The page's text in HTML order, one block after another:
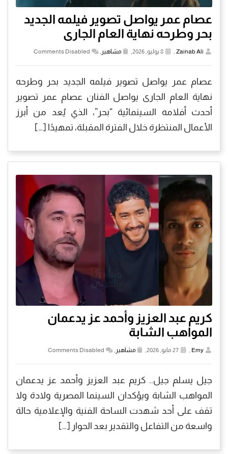
عصام عمر يواصل تصوير فيلمه الجديد
بحر وطرحه نهاية العام الجارى
Zainab Ali
, مشاهير ,
Comments Disabled
عصام عمر يواصل تصوير فيلمه الجديد بحر وطرحه
نهاية العام الجارى يواصل الفنان عصام عمر تصوير
أحدث أفلامه السينمائية “بحر”، الذي يُعد من أبرز
الأعمال المنتظرة خلال الفترة المقبلة، تمهيدًا […]
كريم عبد العزيز وأحمد عز يدعمان
المواهب الشابة
Emy
, مشاهير ,
Comments Disabled
جيل يسلم جيل.. كريم عبد العزيز وأحمد عز يدعمان
المواهب الشابة ويؤكدان السينما المصرية ولادة ولا
تقف على أحد شهدت الساحة الفنية والإعلامية حالة
واسعة من التفاعل والتقدير بعد الحوار […]